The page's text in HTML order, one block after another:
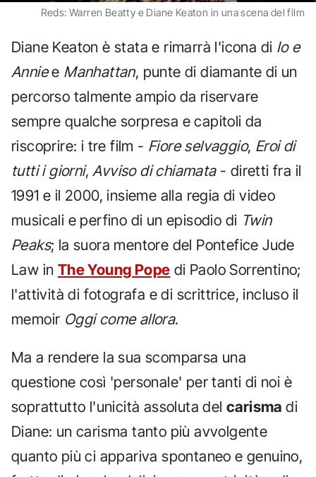
Reds: Warren Beatty e Diane Keaton in una scena del film
Diane Keaton è stata e rimarrà l'icona di Io e
Anniee Manhattan, punte di diamante di un
percorso talmente ampio da riservare
sempre qualche sorpresa e capitoli da
riscoprire: i tre film - Fiore selvaggio, Eroi di
tutti i giorni, Avviso di chiamata- diretti fra il
1991 e il 2000, insieme alla regia di video
musicali e perfino di un episodio di Twin
Peaks; la suora mentore del Pontefice Jude
Law in The Young Pope di Paolo Sorrentino;
l'attività di fotografa e di scrittrice, incluso il
memoir Oggi come allora.
Ma a rendere la sua scomparsa una
questione così 'personale' per tanti di noi è
soprattutto l'unicità assoluta del carisma di
Diane: un carisma tanto più avvolgente
quanto più ci appariva spontaneo e genuino,